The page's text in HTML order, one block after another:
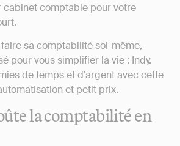
cabinet comptable pour votre
sa comptabilité soi-même,
pour vous simplifier la vie : Indy.
de temps et d'argent avec cette
et petit prix.
la comptabilité en